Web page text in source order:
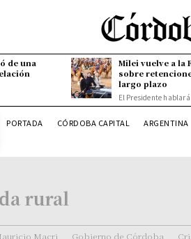
de una
Milei vuelve a la
sobre
largo plazo
El Presidente
PORTADA CÓRDOBA CAPITAL ARGENTINA
rural
Macri Gobierno de Córdoba